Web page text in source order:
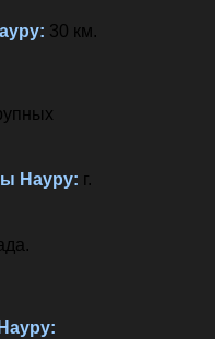
: 30 км.
Науру: г.
Науру: